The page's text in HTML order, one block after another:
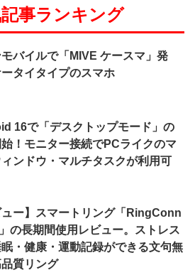
記事ランキング
バイルで「MIVE ケースマ」発
タイタイプのスマホ
16で「デスクトップモード」の
！モニター接続でPCライクのマ
ンドウ・マルチタスクが利用可
ュー】スマートリング「RingConn
の長期間使用レビュー。ストレス
・健康・運動記録ができる文句無
品質リング